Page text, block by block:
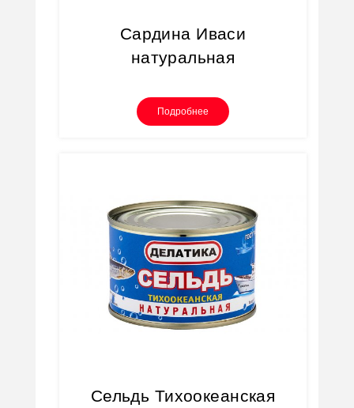
Сардина Иваси
натуральная
Подробнее
Сельдь Тихоокеанская